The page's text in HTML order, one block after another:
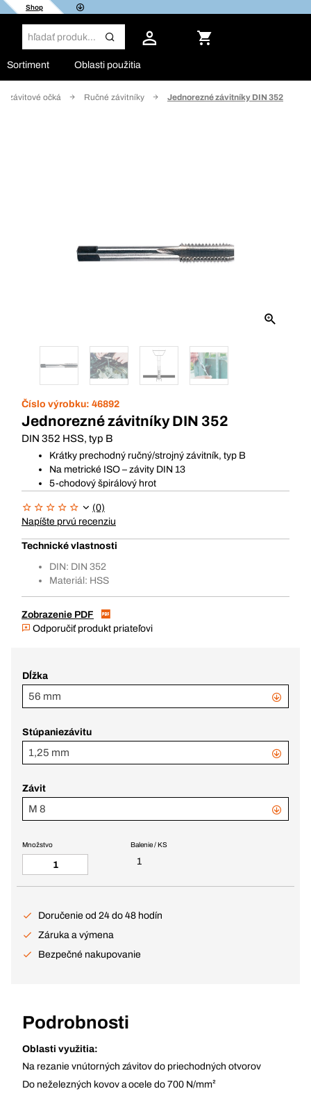
Shop
Sortiment Oblasti použitia
závitové očká Ručné závitníky Jednorezné závitníky DIN 352
Číslo výrobku: 46892
Jednorezné závitníky DIN 352
DIN 352 HSS, typ B
Krátky prechodný ručný/strojný závitník, typ B
Na metrické ISO – závity DIN 13
5-chodový špirálový hrot
(0)
Napíšte prvú recenziu
Technické vlastnosti
DIN: DIN 352
Materiál: HSS
Zobrazenie PDF
Odporučiť produkt priateľovi
Dĺžka
56 mm
Stúpaniezávitu
1,25 mm
Závit
M 8
Balenie / KS
1
Množstvo
Doručenie od 24 do 48 hodín
Záruka a výmena
Bezpečné nakupovanie
Podrobnosti
Oblasti využitia:
Na rezanie vnútorných závitov do priechodných otvorov
Do neželezných kovov a ocele do 700 N/mm²